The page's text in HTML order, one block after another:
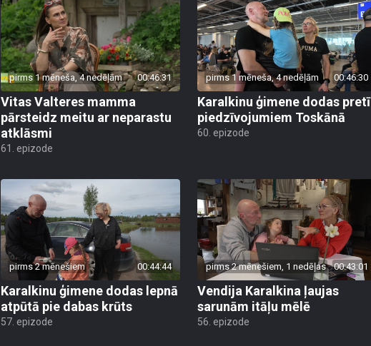
pirms 1 mēneša, 4 nedēļām 00:46:31
Vitas Valteres mamma
pārsteidz meitu ar neparastu
atklāsmi
61. epizode
pirms 1 mēneša, 4 nedēļām 00:46:30
Karalkinu ģimene dodas pretī
piedzīvojumiem Toskānā
60. epizode
pirms 2 mēnešiem 00:44:44
Karalkinu ģimene dodas lepnā
atpūtā pie dabas krūts
57. epizode
pirms 2 mēnešiem, 1 nedēļas 00:43:01
Vendija Karalkina ļaujas
sarunām itāļu mēlē
56. epizode